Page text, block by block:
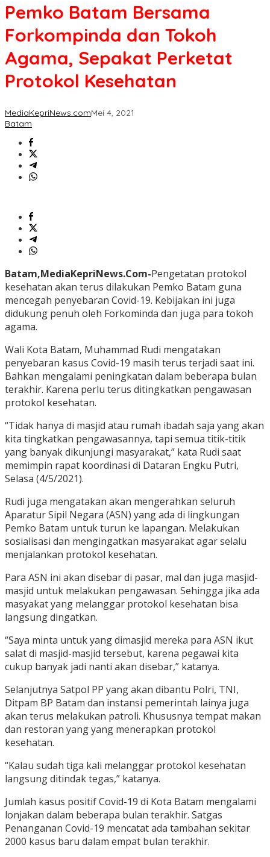
Pemko Batam Bersama
Forkompinda dan Tokoh
Agama, Sepakat Perketat
Protokol Kesehatan
MediaKepriNews.comMei 4, 2021
Batam
Batam,MediaKepriNews.Com-Pengetatan protokol
kesehatan akan terus dilakukan Pemko Batam guna
mencegah penyebaran Covid-19. Kebijakan ini juga
didukung penuh oleh Forkominda dan juga para tokoh
agama.
Wali Kota Batam, Muhammad Rudi mengatakan
penyebaran kasus Covid-19 masih terus terjadi saat ini.
Bahkan mengalami peningkatan dalam beberapa bulan
terakhir. Karena perlu terus ditingkatkan pengawasan
protokol kesehatan.
“Tidak hanya di masjid atau rumah ibadah saja yang akan
kita tingkatkan pengawasannya, tapi semua titik-titik
yang banyak dikunjungi masyarakat,” kata Rudi saat
memimpin rapat koordinasi di Dataran Engku Putri,
Selasa (4/5/2021).
Rudi juga mengatakan akan mengerahkan seluruh
Aparatur Sipil Negara (ASN) yang ada di lingkungan
Pemko Batam untuk turun ke lapangan. Melakukan
sosialisasi dan mengingatkan masyarakat agar selalu
menjalankan protokol kesehatan.
Para ASN ini akan disebar di pasar, mal dan juga masjid-
masjid untuk melakukan pengawasan. Sehingga jika ada
masyakat yang melanggar protokol kesehatan bisa
langsung dingatkan.
“Saya minta untuk yang dimasjid mereka para ASN ikut
salat di masjid-masjid tersebut, karena pegawai kita
cukup banyak jadi nanti akan disebar,” katanya.
Selanjutnya Satpol PP yang akan dibantu Polri, TNI,
Ditpam BP Batam dan instansi pemerintah lainya juga
akan terus melakukan patroli. Khususnya tempat makan
dan restoran yang yang menerapkan protokol
kesehatan.
“Kalau sudah tiga kali melanggar protokol kesehatan
langsung ditindak tegas,” katanya.
Jumlah kasus positif Covid-19 di Kota Batam mengalami
lonjakan dalam beberapa bulan terakhir. Satgas
Penanganan Covid-19 mencatat ada tambahan sekitar
2000 kasus baru dalam empat bulan terakhir.